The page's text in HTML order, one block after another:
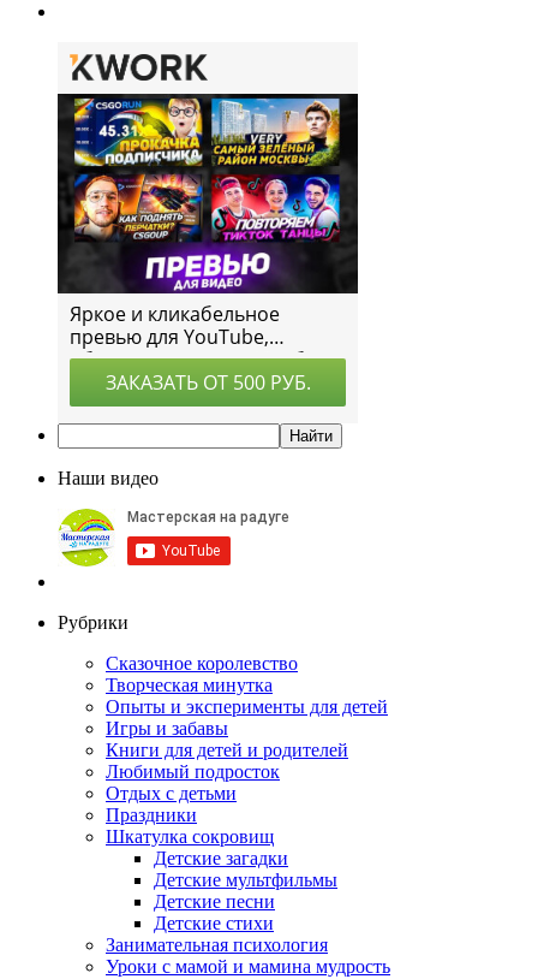
Наши видео
Рубрики
Сказочное королевство
Творческая минутка
Опыты и эксперименты для детей
Игры и забавы
Книги для детей и родителей
Любимый подросток
Отдых с детьми
Праздники
Шкатулка сокровищ
Детские загадки
Детские мультфильмы
Детские песни
Детские стихи
Занимательная психология
Уроки с мамой и мамина мудрость